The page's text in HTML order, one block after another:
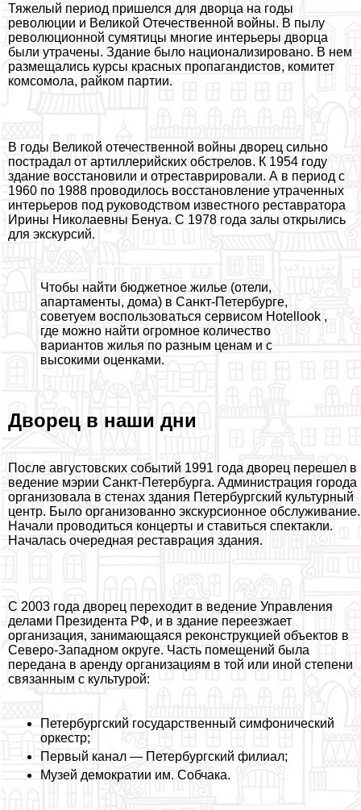
Тяжелый период пришелся для дворца на годы
революции и Великой Отечественной войны. В пылу
революционной сумятицы многие интерьеры дворца
были утрачены. Здание было национализировано. В нем
размещались курсы красных пропагандистов, комитет
комсомола, райком партии.
В годы Великой отечественной войны дворец сильно
пострадал от артиллерийских обстрелов. К 1954 году
здание восстановили и отреставрировали. А в период с
1960 по 1988 проводилось восстановление утраченных
интерьеров под руководством известного реставратора
Ирины Николаевны Бенуа. С 1978 года залы открылись
для экскурсий.
Чтобы найти бюджетное жилье (отели,
апартаменты, дома) в Санкт-Петербурге,
советуем воспользоваться сервисом Hotellook ,
где можно найти огромное количество
вариантов жилья по разным ценам и с
высокими оценками.
Дворец в наши дни
После августовских событий 1991 года дворец перешел в
ведение мэрии Санкт-Петербурга. Администрация города
организовала в стенах здания Петербургский культурный
центр. Было организованно экскурсионное обслуживание.
Начали проводиться концерты и ставиться спектакли.
Началась очередная реставрация здания.
С 2003 года дворец переходит в ведение Управления
делами Президента РФ, и в здание переезжает
организация, занимающаяся реконструкцией объектов в
Северо-Западном округе. Часть помещений была
передана в аренду организациям в той или иной степени
связанным с культурой:
Петербургский государственный симфонический
оркестр;
Первый канал — Петербургский филиал;
Музей демократии им. Собчака.